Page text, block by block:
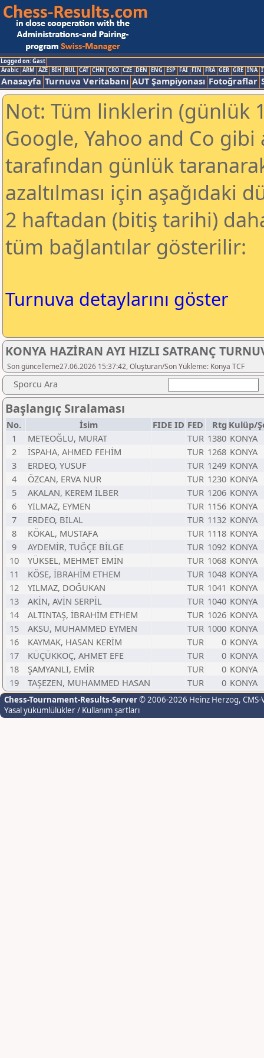
Logged on: Gast
Arabic ARM AZE BIH BUL CAT CHN CRO CZE DEN ENG ESP FAI FIN FRA GER GRE INA
Anasayfa Turnuva Veritabanı AUT Şampiyonası Fotoğraflar
Not: Tüm linklerin (günlük
Google, Yahoo and Co
tarafından günlük
azaltılması için aşağıdaki
2 haftadan (bitiş tarihi)
tüm bağlantılar gösterilir:
Turnuva detaylarını göster
KONYA HAZİRAN AYI HIZLI SATRANÇ
Son güncelleme27.06.2026 15:37:42, Oluşturan/Son Yükleme: Konya TCF
Sporcu Ara
Başlangıç Sıralaması
No. İsim FIDE ID FED Rtg Kulüp/
1
METEOĞLU, MURAT TUR 1380 KONYA
2
İSPAHA, AHMED FEHİM TUR 1268 KONYA
3
ERDEO, YUSUF TUR 1249 KONYA
4
ÖZCAN, ERVA NUR TUR 1230 KONYA
5
AKALAN, KEREM İLBER TUR 1206 KONYA
6
YILMAZ, EYMEN TUR 1156 KONYA
7
ERDEO, BİLAL TUR 1132 KONYA
8
KÖKAL, MUSTAFA TUR 1118 KONYA
9
AYDEMİR, TUĞÇE BİLGE TUR 1092 KONYA
10
YÜKSEL, MEHMET EMİN TUR 1068 KONYA
11
KÖSE, İBRAHİM ETHEM TUR 1048 KONYA
12
YILMAZ, DOĞUKAN TUR 1041 KONYA
13
AKİN, AVİN SERPİL TUR 1040 KONYA
14
ALTINTAŞ, İBRAHİM ETHEM TUR 1026 KONYA
15
AKSU, MUHAMMED EYMEN TUR 1000 KONYA
16
KAYMAK, HASAN KERİM TUR 0 KONYA
17
KÜÇÜKKOÇ, AHMET EFE TUR 0 KONYA
18
ŞAMYANLI, EMİR TUR 0 KONYA
19
TAŞEZEN, MUHAMMED HASAN TUR 0 KONYA
Chess-Tournament-Results-Server© 2006-2026 Heinz Herzog,
Yasal yükümlülükler / Kullanım şartları